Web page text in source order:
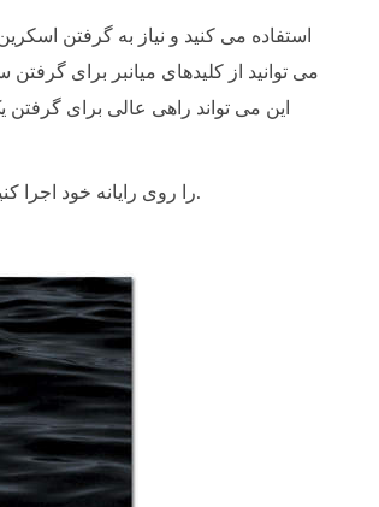
این می تواند راهی عالی برای گرفتن
را روی رایانه خود اجرا کنید. ویدیویی را که می‌خواهید از آن اسکرین‌شات بگیرید انتخاب کنید.